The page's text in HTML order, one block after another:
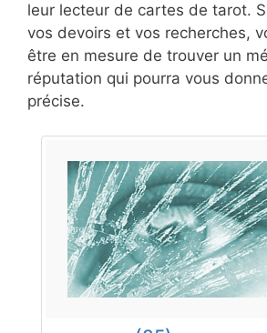
leur lecteur de cartes de tarot.
vos devoirs et vos recherches,
être en mesure de trouver un
réputation qui pourra vous
précise.